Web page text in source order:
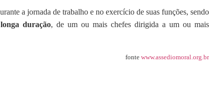
a jornada de trabalho e no exercício de suas funções, sendo
longa duração, de um ou mais chefes dirigida a um ou mais
fonte www.assediomoral.org.br